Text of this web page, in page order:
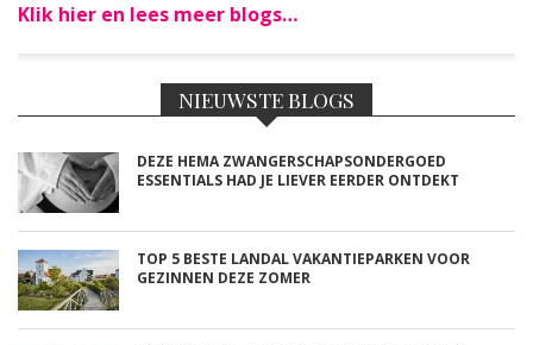
Klik hier en lees meer blogs…
NIEUWSTE BLOGS
DEZE HEMA ZWANGERSCHAPSONDERGOED
ESSENTIALS HAD JE LIEVER EERDER ONTDEKT
TOP 5 BESTE LANDAL VAKANTIEPARKEN VOOR
GEZINNEN DEZE ZOMER